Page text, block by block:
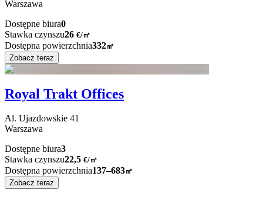
Warszawa
Dostępne biura0
Stawka czynszu26 €/㎡
Dostępna powierzchnia332㎡
Zobacz teraz
Royal Trakt Offices
Al. Ujazdowskie 41
Warszawa
Dostępne biura3
Stawka czynszu22,5 €/㎡
Dostępna powierzchnia137–683㎡
Zobacz teraz